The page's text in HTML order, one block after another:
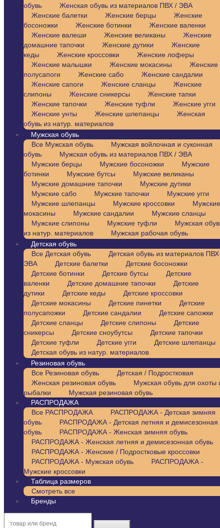
обувь
Женская обувь из материалов ПВХ / ЭВА
Женские балетки
Женские берцы
Женские
босоножки
Женские ботинки
Женские валенки
Женские валеши
Женские великаны
Женские
домашние тапочки
Женские дутики
Женские
кеды
Женские кроссовки
Женские лоферы
Женские малышки
Женские мокасины
Женские
полусапоги
Женские сабо
Женские сандалии
Женские сапоги
Женские сланцы
Женские
слипоны
Женские сникерсы
Женские тапки
Женские тапочки
Женские туфли
Женские угги
Женские унты
Женские шлепанцы
Женская
обувь из натур. материалов
Мужская обувь
Все Мужская обувь
Мужская войлочная и суконная
обувь
Мужская обувь из материалов ПВХ / ЭВА
Мужские берцы
Мужские босоножки
Мужские
ботинки
Мужские бутсы
Мужские великаны
Мужские домашние тапочки
Мужские дутики
Мужские сабо
Мужские тапочки
Мужские угги
Мужские шлепанцы
Мужские кроссовки
Мужские
мокасины
Мужские сандалии
Мужские сланцы
Мужские слипоны
Мужские туфли
Мужская
из натур. материалов
Мужская рабочая обувь
Детская обувь
Все Детская обувь
Детская обувь из материалов
ЭВА
Детские балетки
Детские босоножки
Детские ботинки
Детские бутсы
Детские
валенки
Детские домашние тапочки
Детские
дутики
Детские кеды
Детские кроссовки
Детские мокасины
Детские пинетки
Детские
полусапожки
Детские сандалии
Детские сапожки
Детские сланцы
Детские слипоны
Детские
сникерсы
Детские сноубутсы
Детские тапочки
Детские туфли
Детские угги
Детские шлепанцы
Детская обувь из натур. материалов
Резиновая обувь
Все Резиновая обувь
Детская / Подростковая
Женская резиновая обувь
Мужская обувь для охоты
рыбалки
Мужская резиновая обувь
РАСПРОДАЖА
Все РАСПРОДАЖА
РАСПРОДАЖА - Детская зимняя
обувь
РАСПРОДАЖА - Детская летняя и демисезонная
обувь
РАСПРОДАЖА - Женская зимняя обувь
РАСПРОДАЖА - Женская летняя и демисезонная обувь
РАСПРОДАЖА - Женские / Подростковые кроссовки
РАСПРОДАЖА - Мужская обувь
РАСПРОДАЖА -
Мужские кроссовки
Таблица размеров
Смотреть все
Бренды